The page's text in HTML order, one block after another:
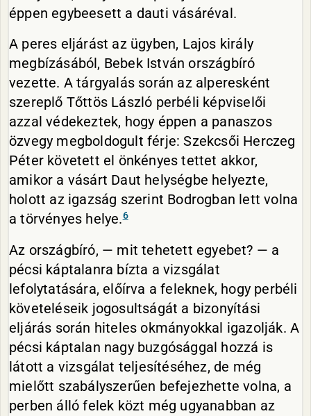
éppen egybeesett a dauti vásáréval.
A peres eljárást az ügyben, Lajos király
megbízásából, Bebek István országbíró
vezette. A tárgyalás során az alperesként
szereplő Tőttös László perbéli képviselői
azzal védekeztek, hogy éppen a panaszos
özvegy megboldogult férje: Szekcsői Herczeg
Péter követett el önkényes tettet akkor,
amikor a vásárt Daut helységbe helyezte,
holott az igazság szerint Bodrogban lett volna
a törvényes helye.6
Az országbíró, — mit tehetett egyebet? — a
pécsi káptalanra bízta a vizsgálat
lefolytatására, előírva a feleknek, hogy perbéli
követeléseik jogosultságát a bizonyítási
eljárás során hiteles okmányokkal igazolják. A
pécsi káptalan nagy buzgósággal hozzá is
látott a vizsgálat teljesítéséhez, de még
mielőtt szabályszerűen befejezhette volna, a
perben álló felek közt még ugyanabban az